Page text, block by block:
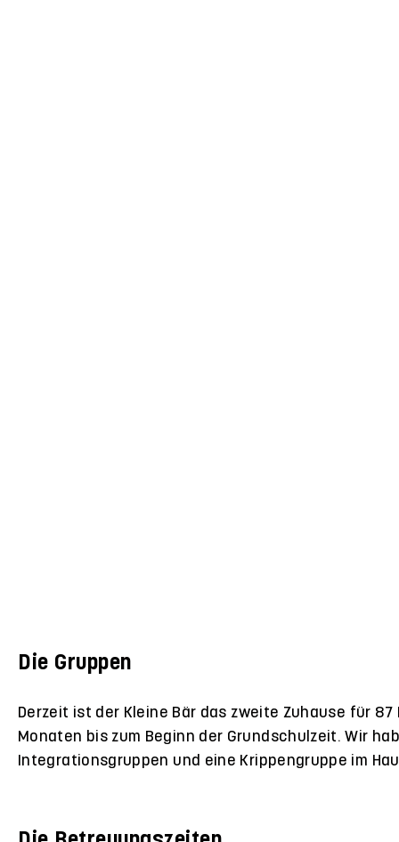
Die Gruppen
Derzeit ist der Kleine Bär das zweite Zuhause für
Monaten bis zum Beginn der Grundschulzeit. Wir
Integrationsgruppen und eine Krippengruppe im